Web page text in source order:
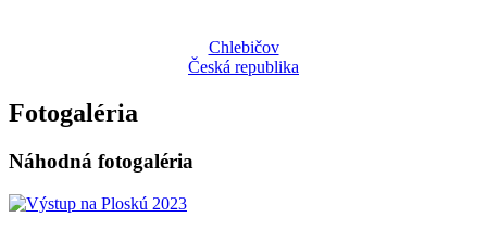
Chlebičov
Česká republika
Fotogaléria
Náhodná fotogaléria